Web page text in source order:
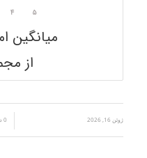
۴ ۵
میانگین
از
ژوئن 16, 2026 0 دیدگاه